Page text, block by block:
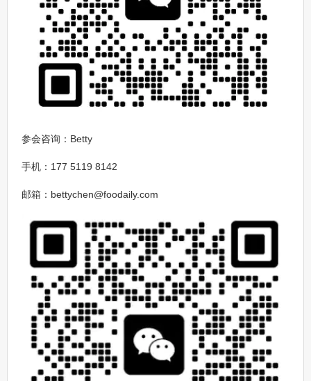
参会咨询：Betty
手机：177 5119 8142
邮箱：bettychen@foodaily.com